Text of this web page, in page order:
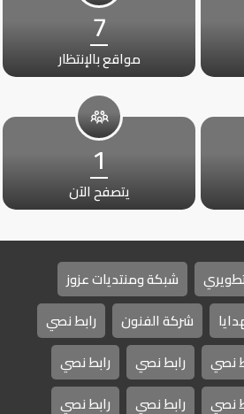
7
مواقع بالإنتظار
1
يتصفح الآن
شبكة ومنتديات عزوز
شركة الفنون
رابط نصي
نصي رابط نصي
رابط نصي
نصي رابط نصي رابط نصي